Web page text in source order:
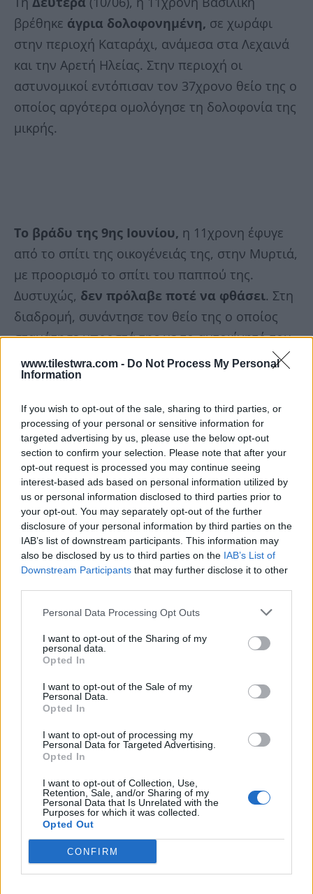
www.tilestwra.com - Do Not Process My Personal
Information
If you wish to opt-out of the sale, sharing to third parties, or
processing of your personal or sensitive information for
targeted advertising by us, please use the below opt-out
section to confirm your selection. Please note that after your
opt-out request is processed you may continue seeing
interest-based ads based on personal information utilized by
us or personal information disclosed to third parties prior to
your opt-out. You may separately opt-out of the further
disclosure of your personal information by third parties on the
IAB’s list of downstream participants. This information may
also be disclosed by us to third parties on the IAB’s List of
Downstream Participants that may further disclose it to other
Personal Data Processing Opt Outs
I want to opt-out of the Sharing of my
personal data.
Opted In
I want to opt-out of the Sale of my
Personal Data.
Opted In
I want to opt-out of processing my
Personal Data for Targeted Advertising.
Opted In
I want to opt-out of Collection, Use,
Retention, Sale, and/or Sharing of my
Personal Data that Is Unrelated with the
Purposes for which it was collected.
Opted Out
CONFIRM
βρέθηκε άγρια δολοφονημένη, σε χωράφι
στην περιοχή Καταράχι, ανάμεσα στα Λεχαινά
και την Αρετή Ηλείας. Στην περιοχή οι
αστυνομικοί εντόπισαν τον 37χρονο θείο της ο
οποίος αργότερα ομολόγησε τη δολοφονία της
μικρής.
Το βράδυ της 9ης Ιουνίου, η 11χρονη έφυγε
από το σπίτι της οικογένειάς της, στην Μυρτιά,
με προορισμό το σπίτι του παππού της.
Δυστυχώς, δεν πρόλαβε ποτέ να φθάσει. Στη
διαδρομή, συνάντησε τον θείο της ο οποίος
σταμάτησε μπροστά της με το αυτοκίνητό του.
Η Βασιλική, που δεν μπορούσε να υποψιαστεί
τις νοσηρές βλέψεις του 37χρονου
αγνοείτο μέχρι το μεσημέρι της επομένης.
Όπως προέκυψε από την ιατροδικαστική
εξέτασηστη σορό του παιδιού, η 11χρονη
δέχτηκεχτυπήματα με
τοκατσαβίδι, σεκαρδιάκαισπλήνα,ωστόσο
δεν προκύπτουν ευρήματα σεξουαλικής
κακοποίησης.